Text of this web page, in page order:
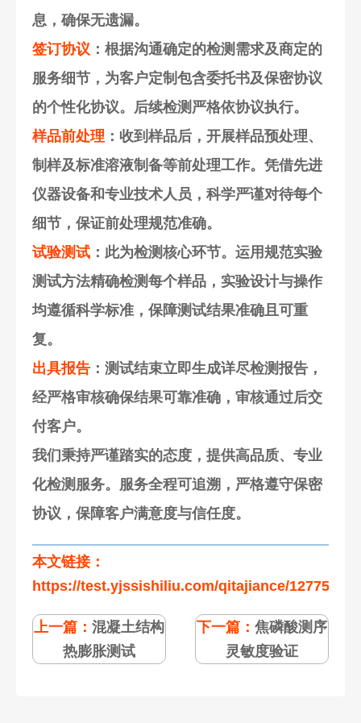
息，确保无遗漏。
签订协议 ：根据沟通确定的检测需求及商定的
服务细节，为客户定制包含委托书及保密协议
的个性化协议。后续检测严格依协议执行。
样品前处理 ：收到样品后，开展样品预处理、
制样及标准溶液制备等前处理工作。凭借先进
仪器设备和专业技术人员，科学严谨对待每个
细节，保证前处理规范准确。
试验测试 ：此为检测核心环节。运用规范实验
测试方法精确检测每个样品，实验设计与操作
均遵循科学标准，保障测试结果准确且可重
复。
出具报告 ：测试结束立即生成详尽检测报告，
经严格审核确保结果可靠准确，审核通过后交
付客户。
我们秉持严谨踏实的态度，提供高品质、专业
化检测服务。服务全程可追溯，严格遵守保密
协议，保障客户满意度与信任度。
本文链接：
https://test.yjssishiliu.com/qitajiance/
上一篇： 混凝土结构
热膨胀测试
下一篇：焦磷酸测序
灵敏度验证